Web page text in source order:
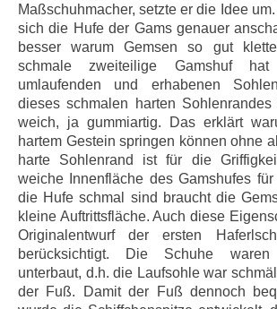
Maßschuhmacher, setzte er die Idee
sich die Hufe der Gams genauer
besser warum Gemsen so gut
schmale zweiteilige Gamshuf
umlaufenden und erhabenen
dieses schmalen harten
weich, ja gummiartig. Das erklärt
hartem Gestein springen können ohne
harte Sohlenrand ist für die
weiche Innenfläche des Gamshufes
die Hufe schmal sind braucht die
kleine Auftrittsfläche. Auch diese
Originalentwurf der ersten
berücksichtigt. Die Schuhe
unterbaut, d.h. die Laufsohle war
der Fuß. Damit der Fuß dennoch